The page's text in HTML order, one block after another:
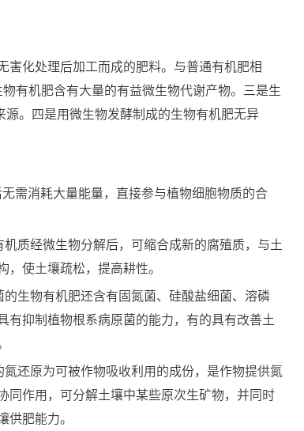
害化处理后加工而成的肥料。与普通有机肥相
有机肥含有大量的有益微生物代谢产物。三是生
。四是用微生物发酵制成的生物有机肥无异
需消耗大量能量，直接参与植物细胞物质的合
质经微生物分解后，可缩合成新的腐殖质，与土
使土壤疏松，提高耕性。
生物有机肥还含有固氮菌、硅酸盐细菌、溶磷
有抑制植物根系病原菌的能力，有的具有改善土
还原为可被作物吸收利用的成份，是作物提供氮
同作用，可分解土壤中某些原次生矿物，并同时
肥能力。